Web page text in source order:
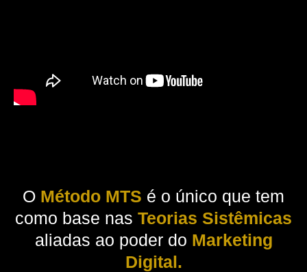
O Método MTS é o único que tem
como base nas Teorias Sistêmicas
aliadas ao poder do Marketing
Digital.